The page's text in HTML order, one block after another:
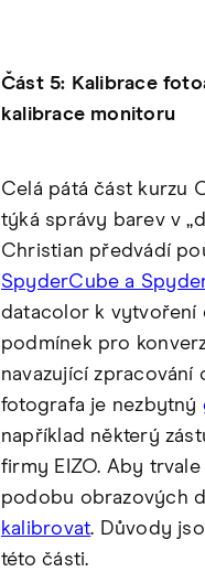
Část 5: Kalibrace
kalibrace monitoru
Celá pátá část kurzu
týká správy barev v
Christian předvádí
SpyderCube a
datacolor k vytvoření
podmínek pro
navazující zpracování
fotografa je nezbytný
například některý
firmy EIZO. Aby
podobu obrazových
kalibrovat. Důvody
této části.